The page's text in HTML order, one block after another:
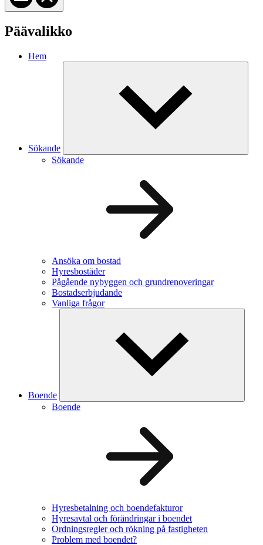
Päävalikko
Hem
Sökande
Sökande
Ansöka om bostad
Hyresbostäder
Pågående nybyggen och grundrenoveringar
Bostadserbjudande
Vanliga frågor
Boende
Boende
Hyresbetalning och boendefakturor
Hyresavtal och förändringar i boendet
Ordningsregler och rökning på fastigheten
Problem med boendet?